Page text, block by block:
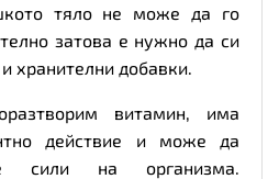
тяло не може да го
затова е нужно да си
хранителни добавки.
витамин, има
действие и може да
сили на организма.